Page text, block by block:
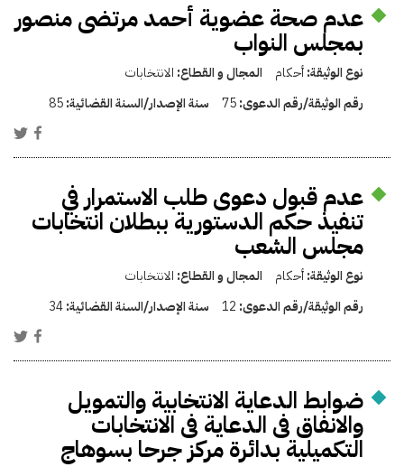
عدم صحة عضوية أحمد مرتضى منصور
بمجلس النواب
نوع الوثيقة:أحكام المجال و القطاع: الانتخابات
رقم الوثيقة/رقم الدعوى:75 سنة الإصدار/السنة القضائية:85
عدم قبول دعوى طلب الاستمرار في
تنفيذ حكم الدستورية ببطلان انتخابات
مجلس الشعب
نوع الوثيقة:أحكام المجال و القطاع: الانتخابات
رقم الوثيقة/رقم الدعوى: 12 سنة الإصدار/السنة القضائية:34
ضوابط الدعاية الانتخابية والتمويل
والانفاق فى الدعاية فى الانتخابات
التكميلية بدائرة مركز جرحا بسوهاج